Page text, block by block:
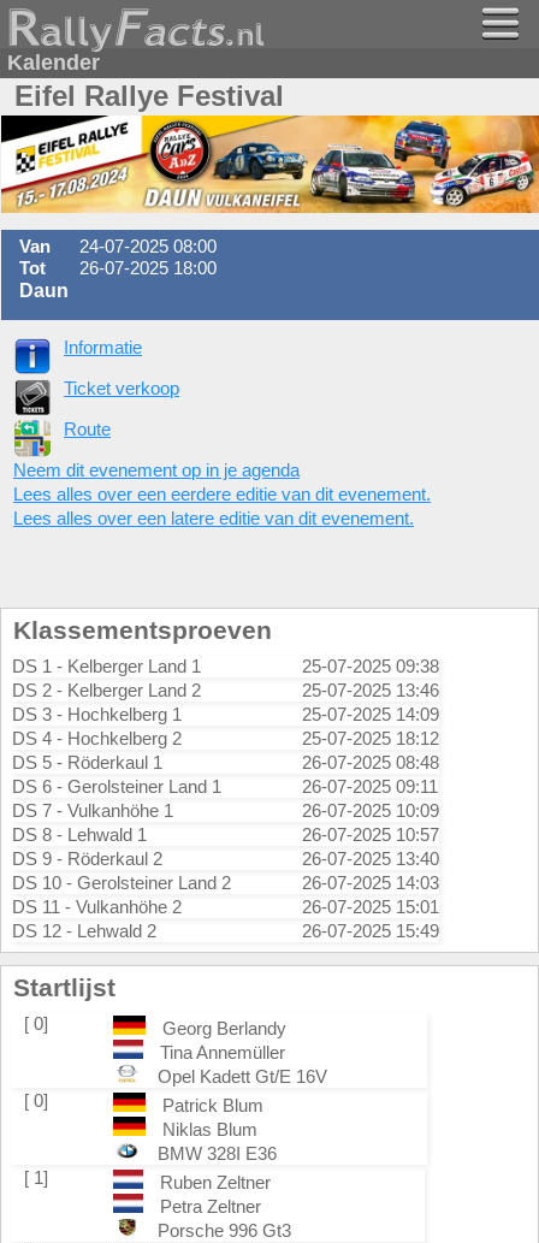
Kalender
Eifel Rallye Festival
Van
24-07-2025 08:00
Tot
26-07-2025 18:00
Daun
Informatie
Ticket verkoop
Route
Neem dit evenement op in je agenda
Lees alles over een eerdere editie van dit evenement.
Lees alles over een latere editie van dit evenement.
Klassementsproeven
DS 1 - Kelberger Land 1
25-07-2025 09:38
DS 2 - Kelberger Land 2
25-07-2025 13:46
DS 3 - Hochkelberg 1
25-07-2025 14:09
DS 4 - Hochkelberg 2
25-07-2025 18:12
DS 5 - Röderkaul 1
26-07-2025 08:48
DS 6 - Gerolsteiner Land 1
26-07-2025 09:11
DS 7 - Vulkanhöhe 1
26-07-2025 10:09
DS 8 - Lehwald 1
26-07-2025 10:57
DS 9 - Röderkaul 2
26-07-2025 13:40
DS 10 - Gerolsteiner Land 2
26-07-2025 14:03
DS 11 - Vulkanhöhe 2
26-07-2025 15:01
DS 12 - Lehwald 2
26-07-2025 15:49
Startlijst
[ 0]
Georg Berlandy
Tina Annemüller
Opel Kadett Gt/E 16V
[ 0]
Patrick Blum
Niklas Blum
BMW 328I E36
[ 1]
Ruben Zeltner
Petra Zeltner
Porsche 996 Gt3